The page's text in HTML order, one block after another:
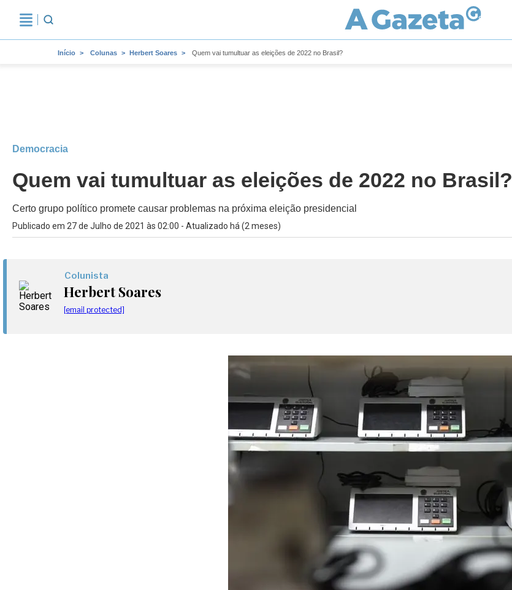
Início Colunas Herbert Soares Quem vai tumultuar as eleições de 2022 no Brasil?
Democracia
Quem vai tumultuar as eleições de 2022 no Brasil?
Certo grupo político promete causar problemas na próxima eleição presidencial
Publicado em 27 de Julho de 2021 às 02:00 - Atualizado há (2 meses)
Colunista
Herbert Soares
[email protected]